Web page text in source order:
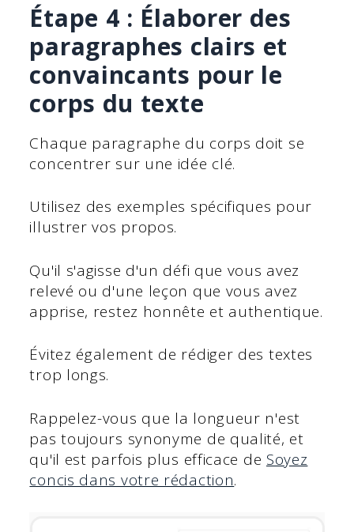
Étape 4 : Élaborer des
paragraphes clairs et
convaincants pour le
corps du texte
Chaque paragraphe du corps doit se
concentrer sur une idée clé.
Utilisez des exemples spécifiques pour
illustrer vos propos.
Qu'il s'agisse d'un défi que vous avez
relevé ou d'une leçon que vous avez
apprise, restez honnête et authentique.
Évitez également de rédiger des textes
trop longs.
Rappelez-vous que la longueur n'est
pas toujours synonyme de qualité, et
qu'il est parfois plus efficace de Soyez
concis dans votre rédaction.